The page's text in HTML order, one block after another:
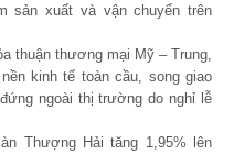
sản xuất và vận chuyển trên
thuận thương mại Mỹ – Trung,
kinh tế toàn cầu, song giao
ngoài thị trường do nghỉ lễ
Thượng Hải tăng 1,95% lên